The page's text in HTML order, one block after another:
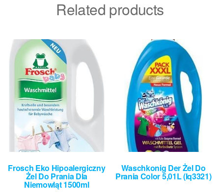
Related products
Frosch Eko Hipoalergiczny
Żel Do Prania Dla
Niemowląt 1500ml
Waschkonig Der Żel Do
Prania Color 5,01L (Iq3321)